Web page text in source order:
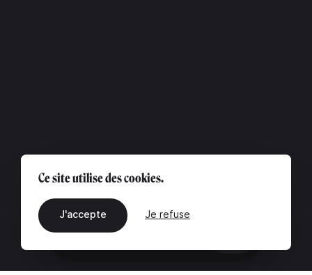
Ce site utilise des cookies.
J'accepte Je refuse